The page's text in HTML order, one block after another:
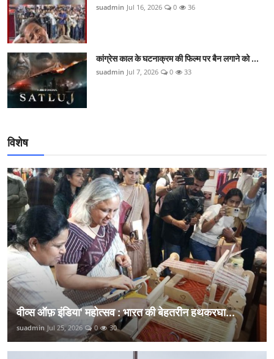
suadmin Jul 16, 2026 0 36
कांग्रेस काल के घटनाक्रम की फिल्म पर बैन लगाने को ...
suadmin Jul 7, 2026 0 33
विशेष
वीव्स ऑफ़ इंडिया' महोत्सव : भारत की बेहतरीन हथकरघा...
suadmin Jul 25, 2026 0 30